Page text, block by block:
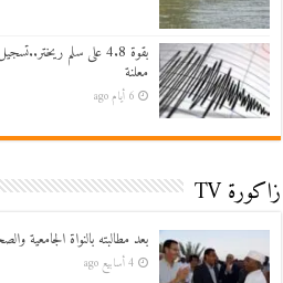
بقوة 4.8 على سلم
معلنة
6 أيام ago
زاكورة TV
بعد مطالبته بالنواة الجامعية
4 أسابيع ago